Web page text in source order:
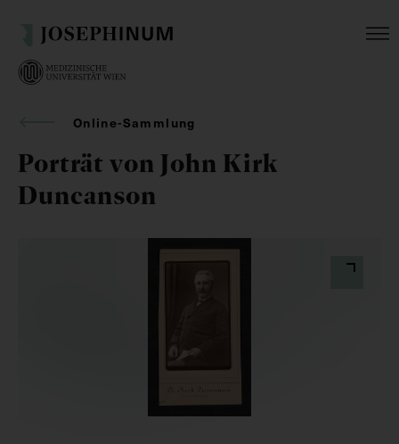
Online-Sammlung
Porträt von John Kirk
Duncanson